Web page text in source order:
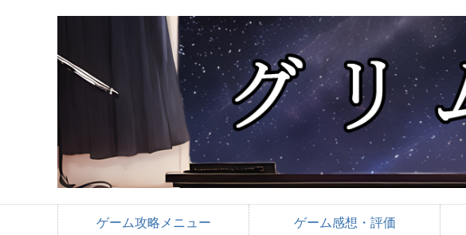
ゲーム攻略メニュー ゲーム感想・評価